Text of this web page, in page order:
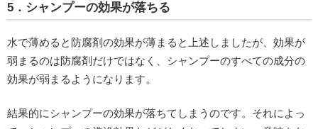
5．シャンプーの効果が落ちる
水で薄めると防腐剤の効果が薄まると上述しましたが、効果が
弱まるのは防腐剤だけではなく、シャンプーのすべての成分の
効果が弱まるようになります。
結果的にシャンプーの効果が落ちてしまうのです。それによっ